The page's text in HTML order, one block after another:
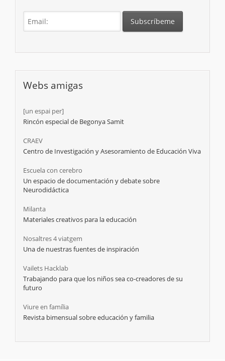
Webs amigas
[un espai per]
Rincón especial de Begonya Samit
CRAEV
Centro de Investigación y Asesoramiento de Educación Viva
Escuela con cerebro
Un espacio de documentación y debate sobre
Neurodidáctica
Milanta
Materiales creativos para la educación
Nosaltres 4 viatgem
Una de nuestras fuentes de inspiración
Vailets Hacklab
Trabajando para que los niños sea co-creadores de su
futuro
Viure en família
Revista bimensual sobre educación y familia